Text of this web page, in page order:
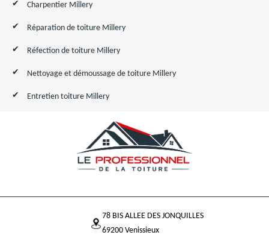
Charpentier Millery
Réparation de toiture Millery
Réfection de toiture Millery
Nettoyage et démoussage de toiture Millery
Entretien toiture Millery
78 BIS ALLEE DES JONQUILLES
69200 Venissieux